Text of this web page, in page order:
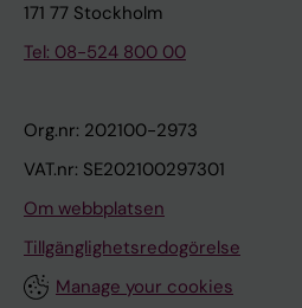
171 77 Stockholm
Tel: 08-524 800 00
Org.nr: 202100-2973
VAT.nr: SE202100297301
Om webbplatsen
Tillgänglighetsredogörelse
Manage your cookies